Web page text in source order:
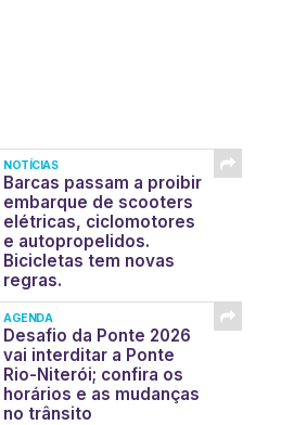
NOTÍCIAS
Barcas passam a proibir
embarque de scooters
elétricas, ciclomotores
e autopropelidos.
Bicicletas tem novas
regras.
AGENDA
Desafio da Ponte 2026
vai interditar a Ponte
Rio-Niterói; confira os
horários e as mudanças
no trânsito